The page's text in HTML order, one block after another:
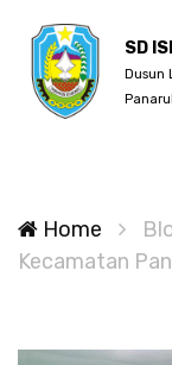
SD
Dusun
Home
Kecamatan